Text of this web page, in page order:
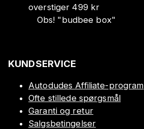
overstiger 499 kr
Obs! "budbee box"
KUNDSERVICE
Autodudes Affiliate-program
Ofte stillede spørgsmål
Garanti og retur
Salgsbetingelser